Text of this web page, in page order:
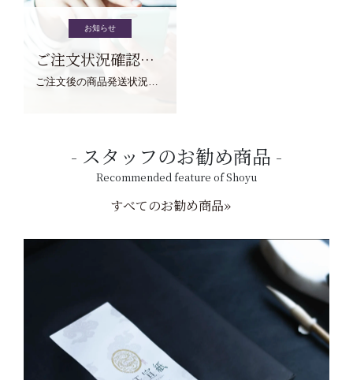
お知らせ
ご注文状況確認について
スタッフのお勧め商品
Recommended feature of Shoyu
すべてのお勧め商品»